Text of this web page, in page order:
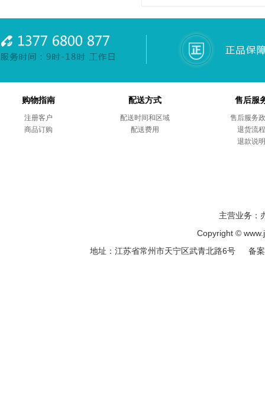
购物指南
注册客户
商品订购
配送方式
配送时间和区域
配送费用
售后服
售后服务
退货流程
退款说明
主营业务：
Copyright ©
地址：江苏省常州市天宁区武青北路6号 备